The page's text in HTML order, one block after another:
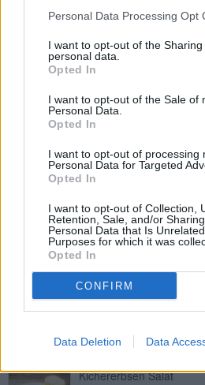
Personal Data Processing Opt
I want to opt-out of the
personal data.
Opted In
I want to opt-out of the Sale of
Personal Data.
Opted In
I want to opt-out of processing
Personal Data for Targeted
Opted In
I want to opt-out of Collection,
Retention, Sale, and/or
Personal Data that Is
Purposes for which it was
Opted In
CONFIRM
Data Deletion Data
Vogerlsalat mit
Endiviensalat mit Kartoffeln
Leicht
Eiersalat
Leicht
Schwarzer Rettich-Salat
Leicht
Gurkensalat mit Chili
Kichererbsen Salat